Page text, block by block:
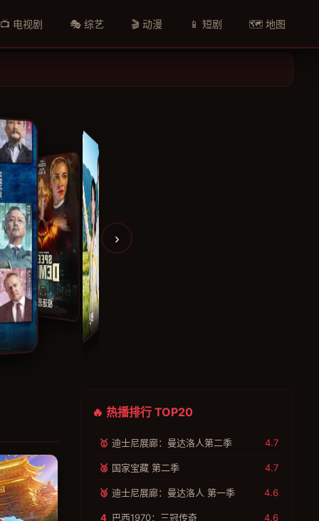
📺 电视剧 🎭 综艺 🎬 动漫 📱 短剧 🗺️ 地图
逆风草
寒战1994
›
🔥 热播排行 TOP20
🥇 迪士尼展廊：曼达洛人第二季 4.7
🥈 国家宝藏 第二季 4.7
🥉 迪士尼展廊：曼达洛人 第一季 4.6
4 巴西1970：三冠传奇 4.6